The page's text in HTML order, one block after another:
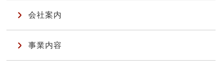
会社案内
事業内容